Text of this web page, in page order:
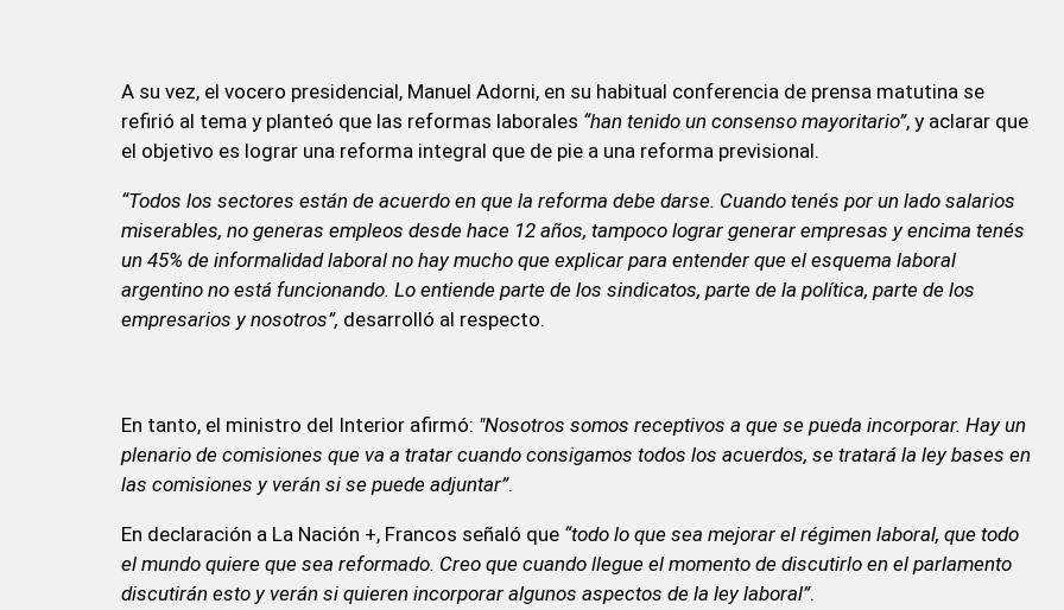
A su vez, el vocero presidencial, Manuel Adorni, en su habitual conferencia de prensa matutina se
refirió al tema y planteó que las reformas laborales “han tenido un consenso mayoritario”, y aclarar que
el objetivo es lograr una reforma integral que de pie a una reforma previsional.
“Todos los sectores están de acuerdo en que la reforma debe darse. Cuando tenés por un lado salarios
miserables, no generas empleos desde hace 12 años, tampoco lograr generar empresas y encima tenés
un 45% de informalidad laboral no hay mucho que explicar para entender que el esquema laboral
argentino no está funcionando. Lo entiende parte de los sindicatos, parte de la política, parte de los
empresarios y nosotros”, desarrolló al respecto.
En tanto, el ministro del Interior afirmó: "Nosotros somos receptivos a que se pueda incorporar. Hay un
plenario de comisiones que va a tratar cuando consigamos todos los acuerdos, se tratará la ley bases en
las comisiones y verán si se puede adjuntar”.
En declaración a La Nación +, Francos señaló que “todo lo que sea mejorar el régimen laboral, que todo
el mundo quiere que sea reformado. Creo que cuando llegue el momento de discutirlo en el parlamento
discutirán esto y verán si quieren incorporar algunos aspectos de la ley laboral”.